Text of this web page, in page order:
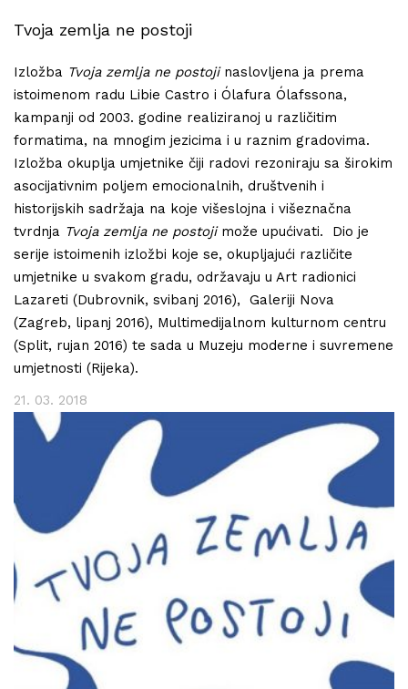
Tvoja zemlja ne postoji
Izložba Tvoja zemlja ne postojinaslovljena ja prema
istoimenom radu Libie Castro i Ólafura Ólafssona,
kampanji od 2003. godine realiziranoj u različitim
formatima, na mnogim jezicima i u raznim gradovima.
Izložba okuplja umjetnike čiji radovi rezoniraju sa širokim
asocijativnim poljem emocionalnih, društvenih i
historijskih sadržaja na koje višeslojna i višeznačna
tvrdnja Tvoja zemlja ne postojimože upućivati. Dio je
serije istoimenih izložbi koje se, okupljajući različite
umjetnike u svakom gradu, održavaju u Art radionici
Lazareti (Dubrovnik, svibanj 2016), Galeriji Nova
(Zagreb, lipanj 2016), Multimedijalnom kulturnom centru
(Split, rujan 2016) te sada u Muzeju moderne i suvremene
umjetnosti (Rijeka).
21. 03. 2018